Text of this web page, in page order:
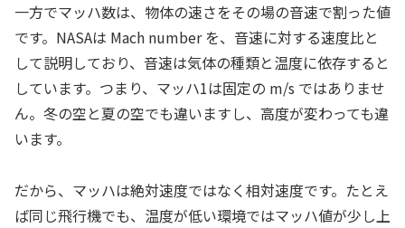
一方でマッハ数は、物体の速さをその場の音速で割った値
です。NASAは Mach number を、音速に対する速度比と
して説明しており、音速は気体の種類と温度に依存すると
しています。つまり、マッハ1は固定の m/s ではありませ
ん。冬の空と夏の空でも違いますし、高度が変わっても違
います。
だから、マッハは絶対速度ではなく相対速度です。たとえ
ば同じ飛行機でも、温度が低い環境ではマッハ値が少し上